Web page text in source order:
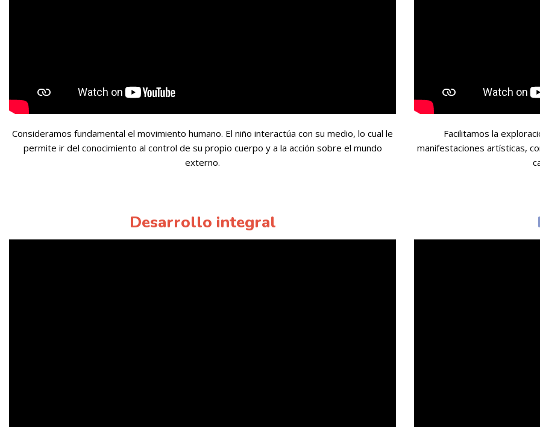
Consideramos fundamental el movimiento humano. El niño interactúa con su medio, lo cual le
permite ir del conocimiento al control de su propio cuerpo y a la acción sobre el mundo
externo.
Facilitamos la
manifestaciones artísticas,
Desarrollo integral